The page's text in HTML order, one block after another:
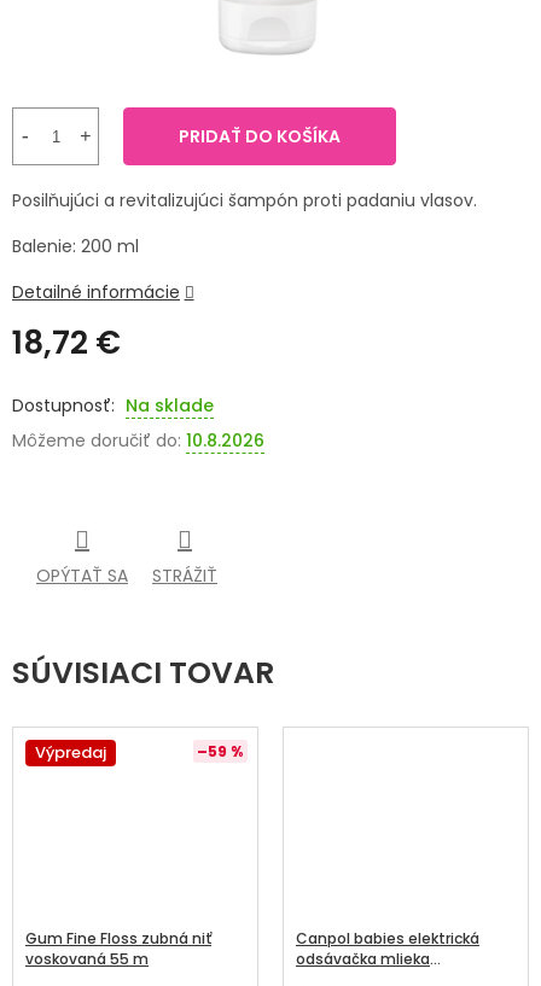
PRÍRODNÉ
LIEKY
VETERINA
18,72 €
cena:
Na sklade
Môžeme doručiť do: 10.8.2026
PRIDAŤ DO KOŠÍKA
Posilňujúci a revitalizujúci šampón proti padaniu vlasov.
Balenie: 200 ml
Detailné informácie
OPÝTAŤ SA STRÁŽIŤ
SÚVISIACI TOVAR
Výpredaj –59 %
Gum Fine Floss zubná niť
voskovaná 55 m
Canpol babies elektrická
odsávačka mlieka